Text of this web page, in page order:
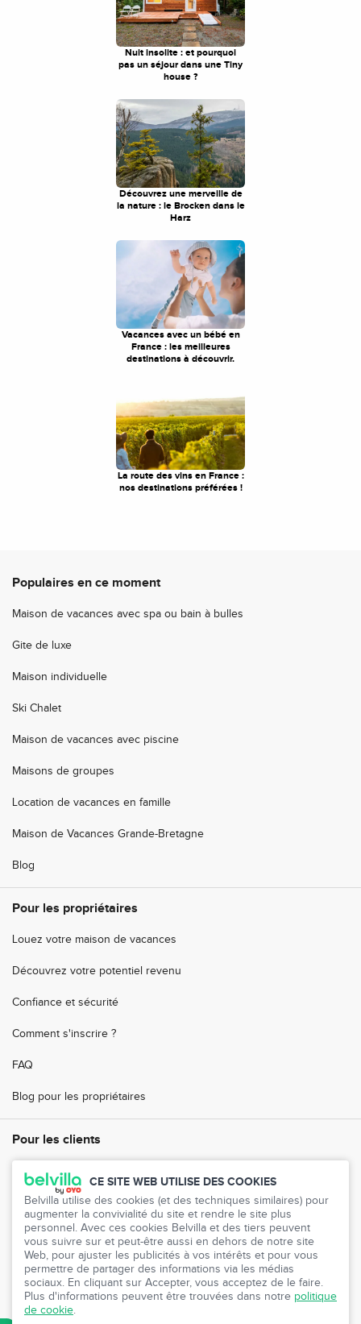
CE SITE WEB UTILISE DES COOKIES
Belvilla utilise des cookies (et des techniques similaires) pour
augmenter la convivialité du site et rendre le site plus
personnel. Avec ces cookies Belvilla et des tiers peuvent
vous suivre sur et peut-être aussi en dehors de notre site
Web, pour ajuster les publicités à vos intérêts et pour vous
permettre de partager des informations via les médias
sociaux. En cliquant sur Accepter, vous acceptez de le faire.
Plus d'informations peuvent être trouvées dans notre politique
de cookie.
Nuit insolite : et pourquoi
pas un séjour dans une Tiny
house ?
Découvrez une merveille de
la nature : le Brocken dans le
Harz
Vacances avec un bébé en
France : les meilleures
destinations à découvrir.
La route des vins en France :
nos destinations préférées !
Populaires en ce moment
Maison de vacances avec spa ou bain à bulles
Gite de luxe
Maison individuelle
Ski Chalet
Maison de vacances avec piscine
Maisons de groupes
Location de vacances en famille
Maison de Vacances Grande-Bretagne
Blog
Pour les propriétaires
Louez votre maison de vacances
Découvrez votre potentiel revenu
Confiance et sécurité
Comment s'inscrire ?
FAQ
Blog pour les propriétaires
Pour les clients
FAQ
Service clientèle
Votre Compte
Presse
Programme de partenariat